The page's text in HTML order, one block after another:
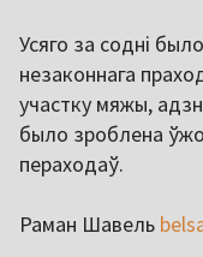
Усяго за содні
незаконнага
участку мяжы,
было зроблена
пераходаў.
Раман Шавель